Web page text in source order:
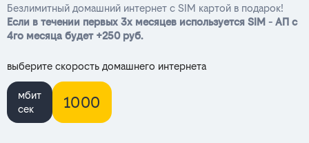
Безлимитный домашний интернет с SIM картой в подарок!
Если в течении первых 3х месяцев используется SIM - АП с
4го месяца будет +250 руб.
выберите скорость домашнего интернета
мбит
сек
1000